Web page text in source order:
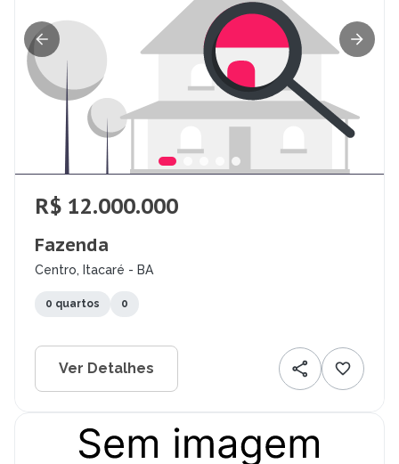
R$ 12.000.000
Fazenda
Centro, Itacaré - BA
0 quartos 0
Ver Detalhes